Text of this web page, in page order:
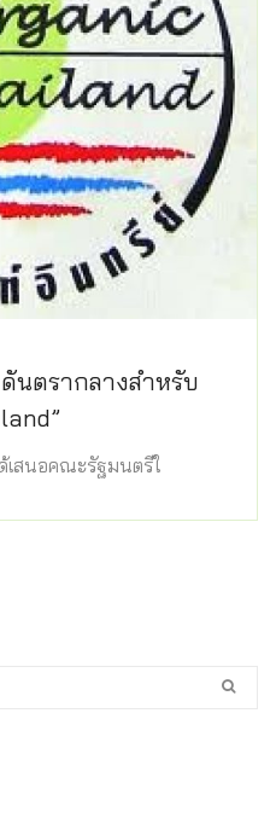
นตรากลางสำหรับ
เสนอคณะรัฐมนตรีใ